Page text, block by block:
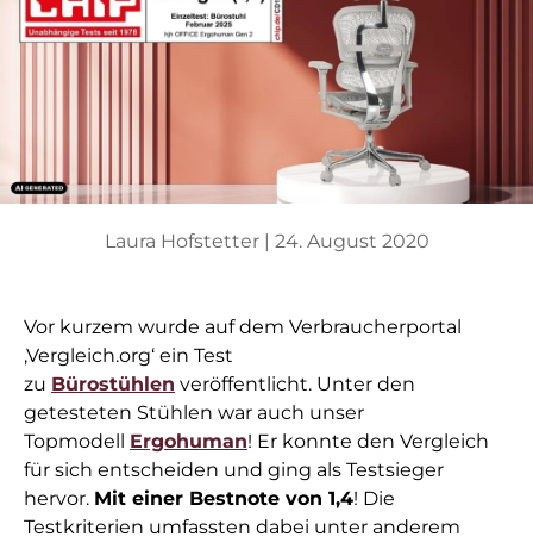
Laura Hofstetter | 24. August 2020
Vor kurzem wurde auf dem Verbraucherportal
‚Vergleich.org‘ ein Test
zu Bürostühlen veröffentlicht. Unter den
getesteten Stühlen war auch unser
Topmodell Ergohuman! Er konnte den Vergleich
für sich entscheiden und ging als Testsieger
hervor. Mit einer Bestnote von 1,4! Die
Testkriterien umfassten dabei unter anderem